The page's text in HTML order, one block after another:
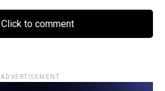
Click to comment
ADVERTISEMENT